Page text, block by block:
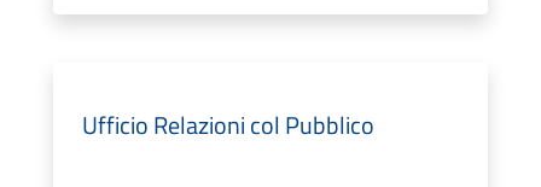
Ufficio Relazioni col Pubblico